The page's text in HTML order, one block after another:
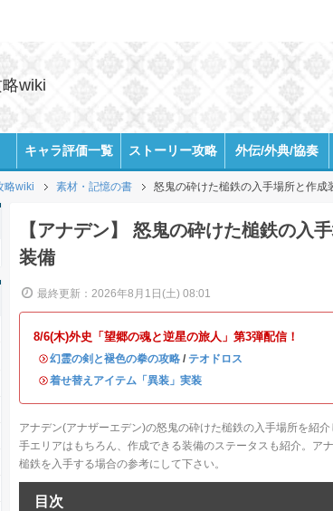
wiki
キャラ評価一覧 ストーリー攻略 外伝/外典/協奏
略wiki 素材・記憶の書 怒鬼の砕けた槌鉄の入手場所と作成
【アナデン】 怒鬼の砕けた槌鉄の入
装備
最終更新：2026年8月1日(土) 08:01
8/6(木)外史「望郷の魂と逆星の旅人」第3弾配信！
・幻霊の剣と褪色の拳の攻略 / テオドロス
・着せ替えアイテム「異装」実装
アナデン(アナザーエデン)の怒鬼の砕けた槌鉄の入手場所を紹
手エリアはもちろん、作成できる装備のステータスも紹介。ア
槌鉄を入手する場合の参考にして下さい。
目次